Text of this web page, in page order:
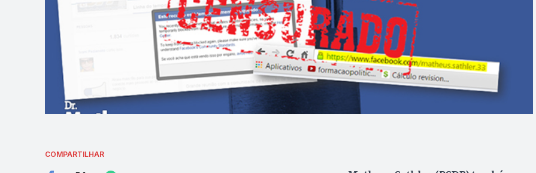
COMPARTILHAR